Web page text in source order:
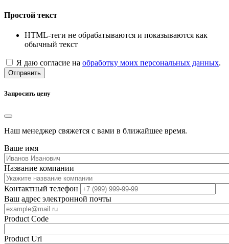
Простой текст
HTML-теги не обрабатываются и показываются как
обычный текст
Я даю согласие на обработку моих персональных данных.
Отправить
Запросить цену
Наш менеджер свяжется с вами в ближайшее время.
Ваше имя
Название компании
Контактный телефон
Ваш адрес электронной почты
Product Code
Product Url